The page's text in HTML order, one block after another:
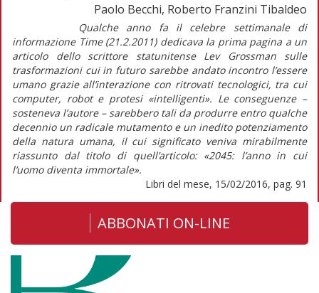
Paolo Becchi, Roberto Franzini Tibaldeo
Qualche anno fa il celebre settimanale di
informazione Time (21.2.2011) dedicava la prima pagina a un
articolo dello scrittore statunitense Lev Grossman sulle
trasformazioni cui in futuro sarebbe andato incontro l’essere
umano grazie all’interazione con ritrovati tecnologici, tra cui
computer, robot e protesi «intelligenti». Le conseguenze –
sosteneva l’autore – sarebbero tali da produrre entro qualche
decennio un radicale mutamento e un inedito potenziamento
della natura umana, il cui significato veniva mirabilmente
riassunto dal titolo di quell’articolo: «2045: l’anno in cui
l’uomo diventa immortale».
Libri del mese, 15/02/2016, pag. 91
ABBONATI ON-LINE